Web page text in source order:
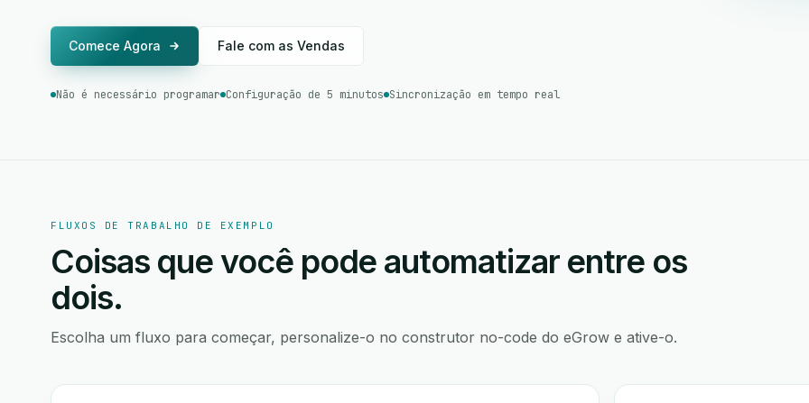
Comece Agora Fale com as Vendas
Não é necessário programar Configuração de 5 minutos Sincronização em tempo real
FLUXOS DE TRABALHO DE EXEMPLO
Coisas que você pode automatizar entre os
dois.
Escolha um fluxo para começar, personalize-o no construtor no-code do eGrow e ative-o.